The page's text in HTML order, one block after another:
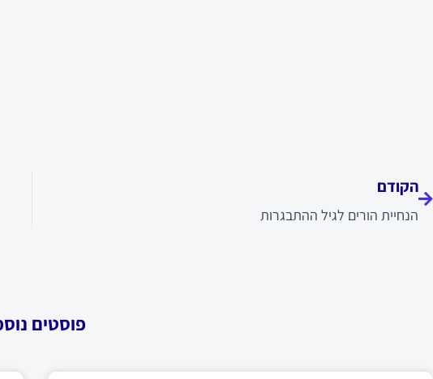
הקודם
הנחיית הורים לגיל ההתבגרות
פוסטים